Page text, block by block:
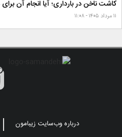
کاشت ناخن در بارداری؛ آیا انجام آن
۱۱ مرداد ۱۴۰۵ - ۱۱:۰۸
درباره وب‌سایت زیبامون